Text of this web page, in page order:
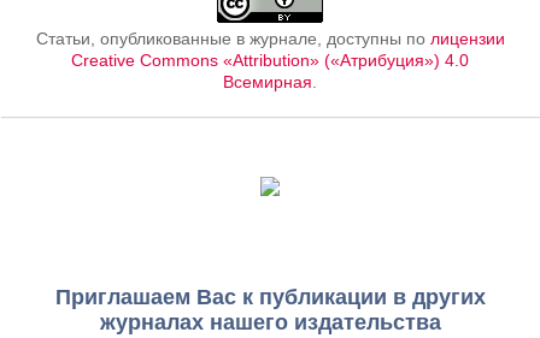
Статьи, опубликованные в журнале, доступны по лицензии
Creative Commons «Attribution» («Атрибуция») 4.0
Всемирная
Приглашаем Вас к публикации в других
журналах нашего издательства